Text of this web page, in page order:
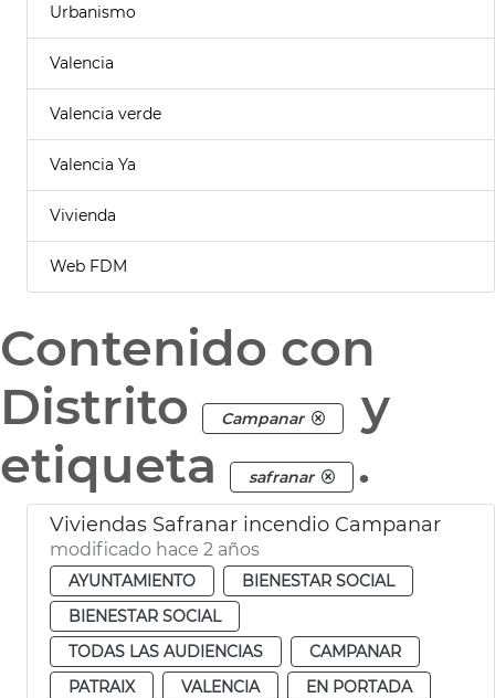
Urbanismo
Valencia
Valencia verde
Valencia Ya
Vivienda
Web FDM
Contenido con
Distrito
Campanar
y
etiqueta
safranar .
Viviendas Safranar incendio Campanar
modificado hace 2 años
AYUNTAMIENTO
BIENESTAR SOCIAL
BIENESTAR SOCIAL
TODAS LAS AUDIENCIAS
CAMPANAR
PATRAIX
VALENCIA
EN PORTADA